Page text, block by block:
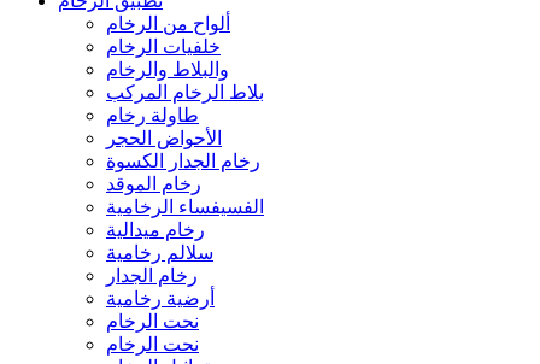
ألواح من الرخام
خلفيات الرخام
والبلاط والرخام
بلاط الرخام المركب
طاولة رخام
الأحواض الحجر
رخام الجدار الكسوة
رخام الموقد
الفسيفساء الرخامية
رخام ميدالية
سلالم رخامية
رخام الجدار
أرضية رخامية
نحت الرخام
نحت الرخام